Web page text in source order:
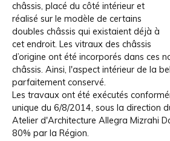
châssis, placé du côté intérieur et
réalisé sur le modèle de certains
doubles châssis qui existaient déjà à
cet endroit. Les vitraux des châssis
d’origine ont été incorporés dans ces
châssis. Ainsi, l'aspect intérieur de la
parfaitement conservé.
Les travaux ont été exécutés
unique du 6/8/2014, sous la direction
Atelier d'Architecture Allegra Mizrahi
80% par la Région.